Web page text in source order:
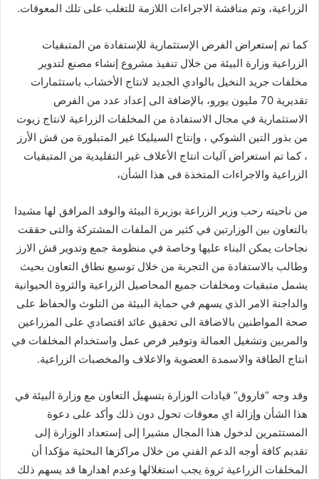
الزراعية، وتم مناقشة الاجراءات اللازمة للتغلب على تلك المعوقات.
كما تم إستعراض الفرص الإستثمارية للإستفادة من المتبقيات
الزراعية وزارة البيئة من خلال تنفيذ مشروع إنشاء مصنع لتدوير
مخلفات جريد النخيل بالوادي الجديد لانتاج الأخشاب باستثمارات
تقديرية 70 مليون يورو، بالإضافة الى إعداد عدد من الفرص
الاستثمارية في مجال الاستفادة من المخلفات الزراعية لانتاج زيوت
من بذور التين الشوكي ، وإنتاج السيليكا غير المتبلورة من قش الأرز
، كما تم استعراض آليات انتاج الأعلاف غير التقليدية من المتبقيات
الزراعية والاجراءات المتخذة فى هذا الشأن،
من ناحيته رحب وزير الزراعة بوزيرة البيئة والوفد المرافق لها مشيدا
بالتعاون بين الوزارتين في كثير من الملفات المشتركة والتى حققت
نجاحات يمكن البناء عليها وخاصة في منظومة جمع وتدوير قش الارز
وطالب بالاستفادة من التجربة من خلال توسيع نطاق التعاون بحيث
يشمل متبقيات ومخلفات جميع المحاصيل الزراعية والثروة الحيوانية
والداجنة الامر الذي يسهم في حماية البيئة من التلوث والحفاظ على
صحة المواطنين بالاضافة الى تحقيق عائد اقتصادي على المزراعين
والمربين وتشغيل العمالة وتوفير فرص عمل واستخدام المخلفات في
انتاج الطاقة والاسمدة العضوية والاعلاف والمخصبات الزراعية.
وقد وجه “فاروق” قيادات الوزارة بتسهيل التعاون مع وزارة البيئة في
هذا الشأن وإزالة اي معوقات تحول دون ذلك وأكد على دعوة
المستثمرين لدخول هذا المجال مشيرا إلى إستعداد الوزارة إلى
تقديم كافة أوجه الدعم الفني من خلال مراكزها البحثية مؤكدا أن
المخلفات الزراعية ثروة يجب استغلالها وعدم اهدارها قد يسهم ذلك